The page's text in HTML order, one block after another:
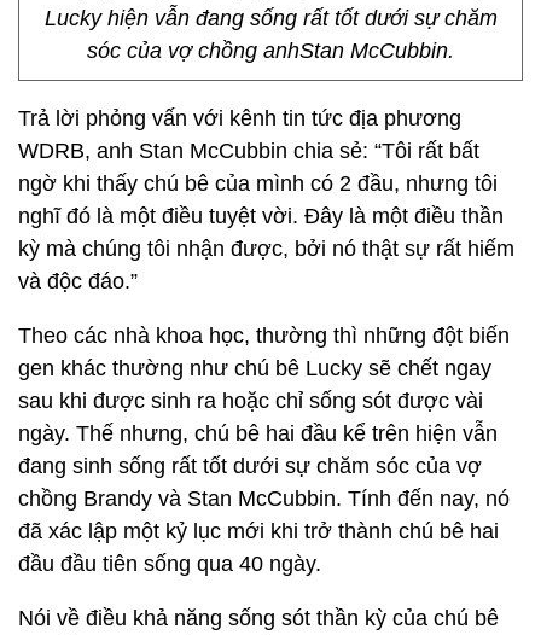
Lucky hiện vẫn đang sống rất tốt dưới sự chăm
sóc của vợ chồng anhStan McCubbin.
Trả lời phỏng vấn với kênh tin tức địa phương
WDRB, anh Stan McCubbin chia sẻ: “Tôi rất bất
ngờ khi thấy chú bê của mình có 2 đầu, nhưng tôi
nghĩ đó là một điều tuyệt vời. Đây là một điều thần
kỳ mà chúng tôi nhận được, bởi nó thật sự rất hiếm
và độc đáo.”
Theo các nhà khoa học, thường thì những đột biến
gen khác thường như chú bê Lucky sẽ chết ngay
sau khi được sinh ra hoặc chỉ sống sót được vài
ngày. Thế nhưng, chú bê hai đầu kể trên hiện vẫn
đang sinh sống rất tốt dưới sự chăm sóc của vợ
chồng Brandy và Stan McCubbin. Tính đến nay, nó
đã xác lập một kỷ lục mới khi trở thành chú bê hai
đầu đầu tiên sống qua 40 ngày.
Nói về điều khả năng sống sót thần kỳ của chú bê